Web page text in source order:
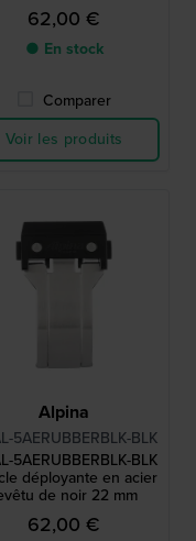
62,00 €
● En stock
Comparer
Voir les produits
Alpina
5AERUBBERBLK-BLK
5AERUBBERBLK-BLK
déployante en acier
de noir 22 mm
62,00 €